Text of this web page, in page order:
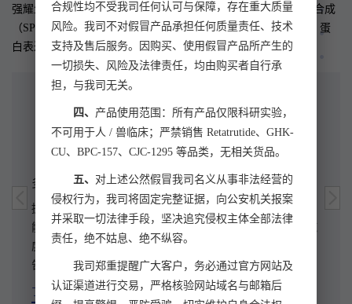
强耀生物专注于生命科学科研事业，是国内较早采用“多肽固相合成
（SPPS）” 技术合成多肽的科技型企业，为客户提供多肽合成、蛋
白表达、抗体制备等一站式多元化服务。
多肽合成
拥有先进的多肽合成、纯化、冻干设备及完善的工艺流程，
能够根据客户要求合成不同长度、不同氨基酸序列和不同纯
度级别的多肽，保证多肽质量，并附有HPLC和MS检测报
告。
了解更多
合规性均不受我司任何认可与保障，存在重大质量
风险。我司不对假冒产品承担任何质量责任、技术
支持及售后服务。因购买、使用假冒产品所产生的
一切损失、风险及法律责任，均由购买者自行承
担，与我司无关。
四、 产品使用范围：所有产品仅限科研实验，
不可用于人 / 兽临床；严禁销售 Retatrutide、GHK-
CU、BPC-157、CJC-1295 等品类，无相关货品。
五、 对上述公然假冒我司名义从事非法经营的
侵权行为，我司将固定完整证据，向公安机关报案
并采取一切法律手段，坚决追究侵权主体全部法律
责任，绝不姑息、绝不纵容。
我司郑重提醒广大客户，务必通过官方网站及
认证渠道进行交易，严格核验网站域名与邮箱后